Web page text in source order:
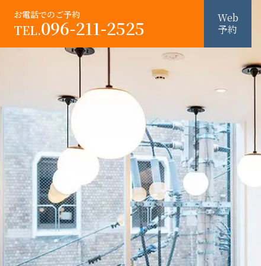
お電話でのご予約
TEL.096-211-2525
Web
予約